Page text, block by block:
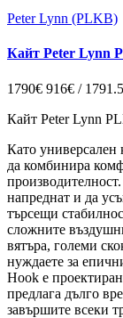
Peter Lynn (PLKB)
Кайт Peter Lynn
1790€ 916€ /
Кайт Peter Lynn
Като универсален
да комбинира
напреднат и да
търсещи
сложните
вятъра, големи
нуждаете за
Hook е проектиран
предлага дълго
завършите всеки